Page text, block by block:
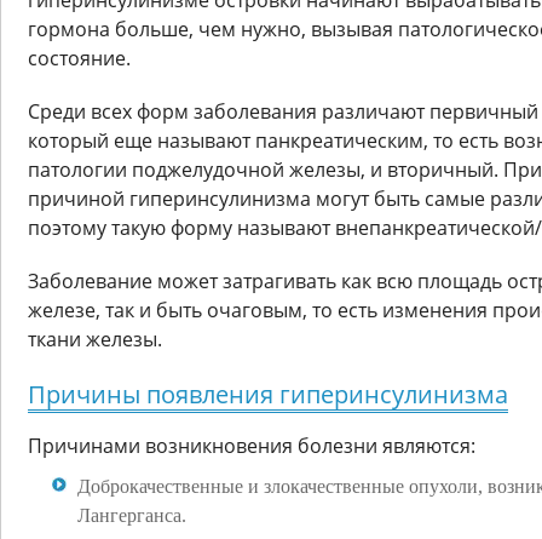
гормона больше, чем нужно, вызывая
состояние.
Среди всех форм заболевания различают
который еще называют панкреатическим, то есть
патологии поджелудочной железы, и вторичный.
причиной гиперинсулинизма могут быть самые
поэтому такую форму называют внепанкреатической/
Заболевание может затрагивать как всю площадь
железе, так и быть очаговым, то есть изменения
ткани железы.
Причины появления гиперинсулинизма
Причинами возникновения болезни являются:
Доброкачественные и злокачественные опухоли,
Лангерганса.